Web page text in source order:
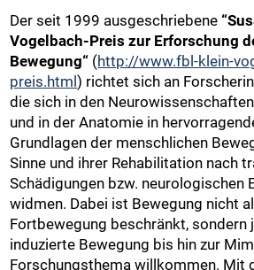
Der seit 1999 ausgeschriebene
Vogelbach-Preis zur Erforschung
Bewegung“ (http://www.fbl-klein-
preis.html) richtet sich an
die sich in den
und in der Anatomie in
Grundlagen der menschlichen
Sinne und ihrer Rehabilitation nach
Schädigungen bzw. neurologischen
widmen. Dabei ist Bewegung nicht
Fortbewegung beschränkt, sondern
induzierte Bewegung bis hin zur
Forschungsthema willkommen. Mit